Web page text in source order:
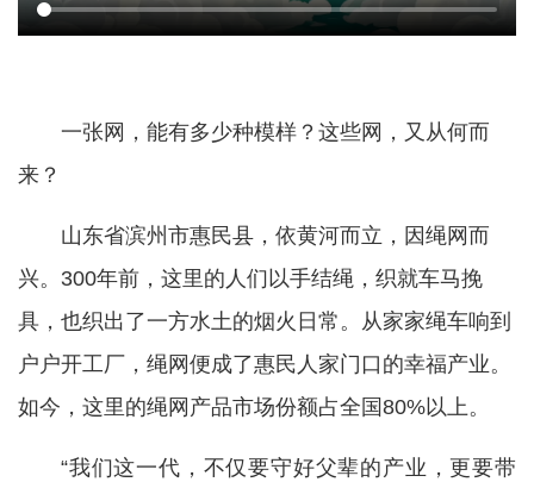
一张网，能有多少种模样？这些网，又从何而
来？
山东省滨州市惠民县，依黄河而立，因绳网而
兴。300年前，这里的人们以手结绳，织就车马挽
具，也织出了一方水土的烟火日常。从家家绳车响到
户户开工厂，绳网便成了惠民人家门口的幸福产业。
如今，这里的绳网产品市场份额占全国80%以上。
“我们这一代，不仅要守好父辈的产业，更要带